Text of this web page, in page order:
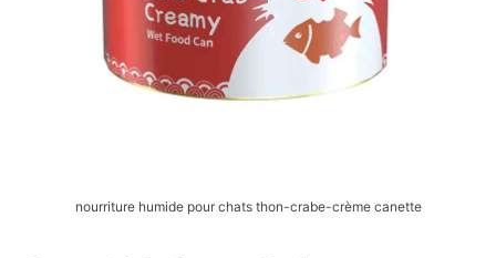
nourriture humide pour chats thon-crabe-crème canette